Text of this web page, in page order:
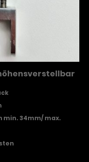
min. 34mm/ max.